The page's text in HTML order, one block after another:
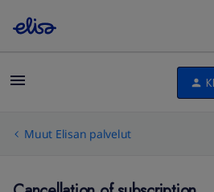
Muut Elisan palvelut